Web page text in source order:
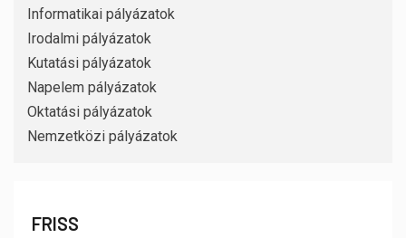
Informatikai pályázatok
Irodalmi pályázatok
Kutatási pályázatok
Napelem pályázatok
Oktatási pályázatok
Nemzetközi pályázatok
FRISS